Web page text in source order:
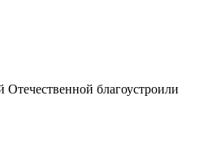
благоустроили